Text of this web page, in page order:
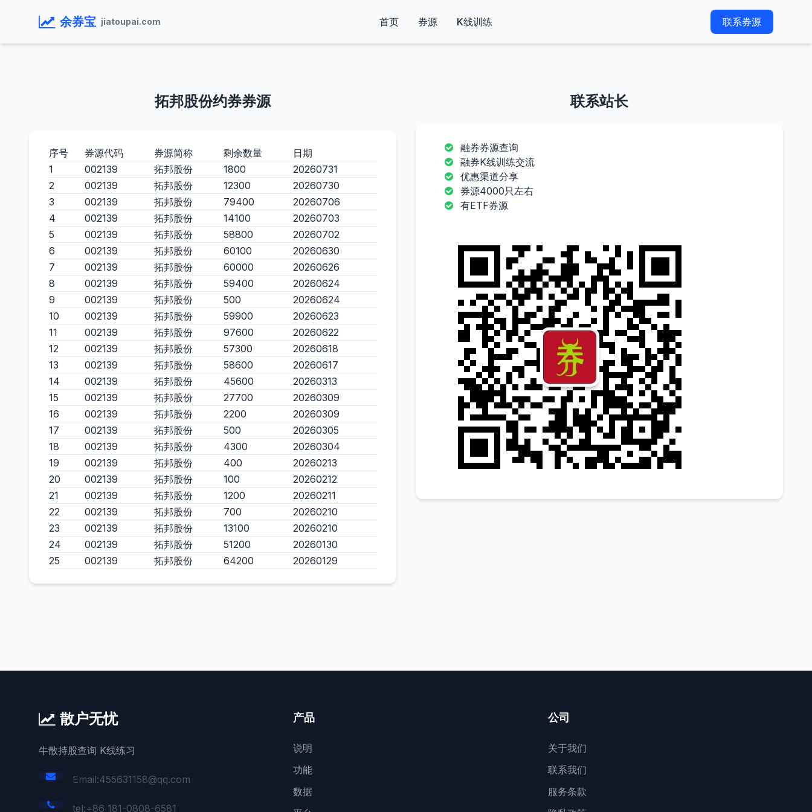
余券宝 jiatoupai.com 首页 券源 K线训练 联系券源
拓邦股份约券券源
序号 券源代码 券源简称 剩余数量
日期
1
002139 拓邦股份 1800
20260731
2
002139 拓邦股份 12300
20260730
3
002139 拓邦股份 79400
20260706
4
002139 拓邦股份 14100
20260703
5
002139 拓邦股份 58800
20260702
6
002139 拓邦股份 60100
20260630
7
002139 拓邦股份 60000
20260626
8
002139 拓邦股份 59400
20260624
9
002139 拓邦股份 500
20260624
10
002139 拓邦股份 59900
20260623
11
002139 拓邦股份 97600
20260622
12
002139 拓邦股份 57300
20260618
13
002139 拓邦股份 58600
20260617
14
002139 拓邦股份 45600
20260313
15
002139 拓邦股份 27700
20260309
16
002139 拓邦股份 2200
20260309
17
002139 拓邦股份 500
20260305
18
002139 拓邦股份 4300
20260304
19
002139 拓邦股份 400
20260213
20
002139 拓邦股份 100
20260212
21
002139 拓邦股份 1200
20260211
22
002139 拓邦股份 700
20260210
23
002139 拓邦股份 13100
20260210
24
002139 拓邦股份 51200
20260130
25
002139 拓邦股份 64200 20260129
联系站长
融券券源查询
融券K线训练交流
优惠渠道分享
券源4000只左右
有ETF券源
散户无忧
牛散持股查询 K线练习
Email:455631158@qq.com
tel:+86 181-0808-6581
产品
说明
功能
数据
公司
关于我们
联系我们
服务条款